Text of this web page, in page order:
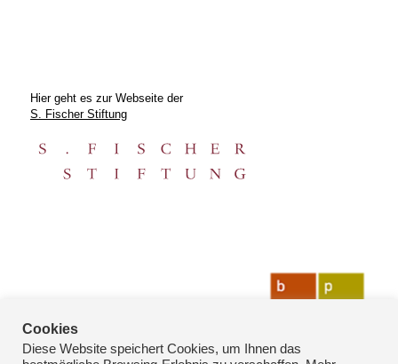
Hier geht es zur Webseite der
S. Fischer Stiftung
Cookies
Diese Website speichert Cookies, um Ihnen das